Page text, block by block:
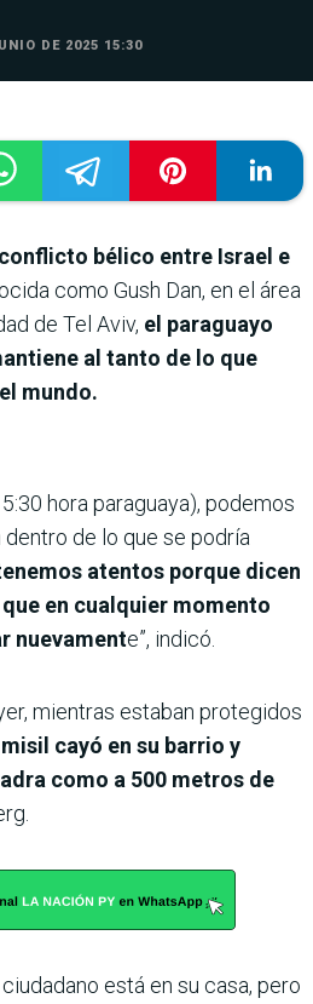
DE 2025 15:30
bélico entre Israel e
como Gush Dan, en el área
de Tel Aviv, el paraguayo
al tanto de lo que
mundo.
hora paraguaya), podemos
de lo que se podría
atentos porque dicen
en cualquier momento
nuevamente”, indicó.
mientras estaban protegidos
cayó en su barrio y
como a 500 metros de
está en su casa, pero